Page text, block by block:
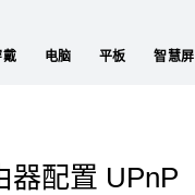
电脑 平板 智慧屏
器配置 UPnP